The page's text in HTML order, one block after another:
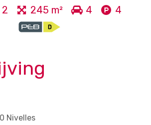
2 245 m² 4 4
Nivelles